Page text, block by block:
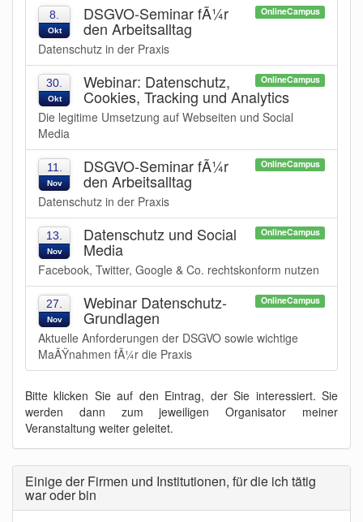
8.
Okt
OnlineCampus
DSGVO-Seminar fÃ¼r
den Arbeitsalltag
Datenschutz in der Praxis
30.
Okt
OnlineCampus
Webinar: Datenschutz,
Cookies, Tracking und Analytics
Die legitime Umsetzung auf Webseiten und Social
Media
11.
Nov
OnlineCampus
DSGVO-Seminar fÃ¼r
den Arbeitsalltag
Datenschutz in der Praxis
13.
Nov
OnlineCampus
Datenschutz und Social
Media
Facebook, Twitter, Google & Co. rechtskonform nutzen
27.
Nov
OnlineCampus
Webinar Datenschutz-
Grundlagen
Aktuelle Anforderungen der DSGVO sowie wichtige
MaÃŸnahmen fÃ¼r die Praxis
Bitte klicken Sie auf den Eintrag, der Sie interessiert. Sie
werden dann zum jeweiligen Organisator meiner
Veranstaltung weiter geleitet.
Einige der Firmen und Institutionen, für die ich tätig
war oder bin